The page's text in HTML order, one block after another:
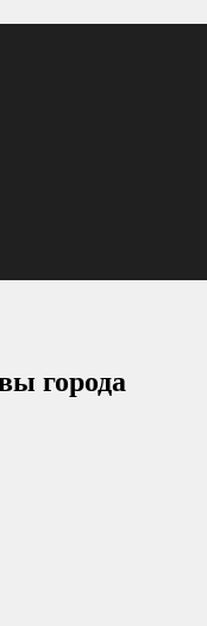
города